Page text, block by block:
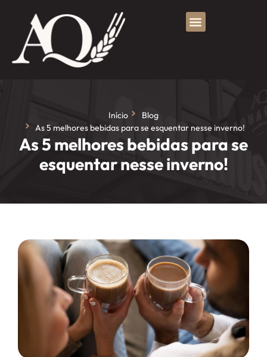
Início
Blog
As 5 melhores bebidas para se esquentar nesse inverno!
As 5 melhores bebidas para se
esquentar nesse inverno!